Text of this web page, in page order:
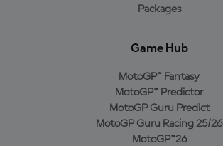
Packages
Game Hub
MotoGP™ Fantasy
MotoGP™ Predictor
MotoGP Guru Predict
MotoGP Guru Racing 25/26
MotoGP™26